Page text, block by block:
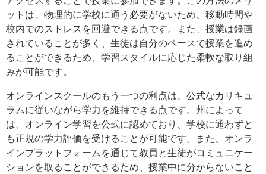
ットは、物理的に学校に通う必要がないため、移動時間や
校内でのストレスを回避できる点です。また、授業は録画
されていることが多く、生徒は自分のペースで授業を進め
ることができるため、学習スタイルに応じた柔軟な取り組
みが可能です。
オンラインスクールのもう一つの利点は、公式なカリキュ
ラムに従いながら学力を維持できる点です。州によって
は、オンライン学習を公式に認めており、学校に通わずと
も正規の学力評価を受けることが可能です。また、オンラ
インプラットフォームを通じて教員と生徒がコミュニケー
ションを取ることができるため、授業中に分からないこと